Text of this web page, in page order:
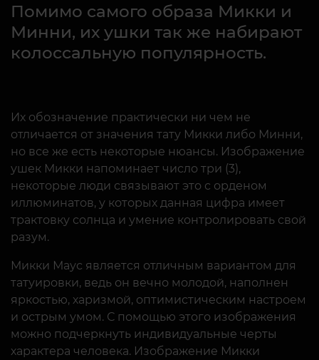
Помимо самого образа Микки и
Минни, их ушки так же набирают
колоссальную популярность.
Их обозначение практически ни чем не
отличается от значения тату Микки либо Минни,
но все же есть некоторые нюансы. Изображение
ушек Микки напоминает число три (3),
некоторые люди связывают это с орденом
иллюминатов, у которых данная цифра имеет
трактовку солнца и умение контролировать свой
разум.
Микки Маус является отличным вариантом для
татуировки, ведь он вечно молодой, наполнен
яркостью, харизмой, оптимистическим настроем
и острым умом. С помощью этого изображения
можно подчеркнуть индивидуальные черты
характера человека. Изображение Микки